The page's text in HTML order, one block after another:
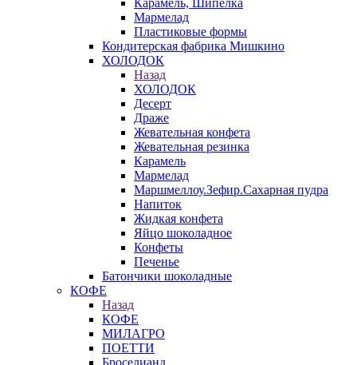
Карамель, Шипелка
Мармелад
Пластиковые формы
Кондитерская фабрика Мишкино
ХОЛОДОК
Назад
ХОЛОДОК
Десерт
Драже
Жевательная конфета
Жевательная резинка
Карамель
Мармелад
Маршмеллоу.Зефир.Сахарная пудра
Напиток
Жидкая конфета
Яйцо шоколадное
Конфеты
Печенье
Батончики шоколадные
КОФЕ
Назад
КОФЕ
МИЛАГРО
ПОЕТТИ
Броселианд